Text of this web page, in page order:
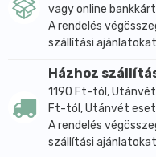
vagy online
A rendelés
szállítási
Házhoz
1190 Ft-tól,
Ft-tól, Utánvét
A rendelés
szállítási